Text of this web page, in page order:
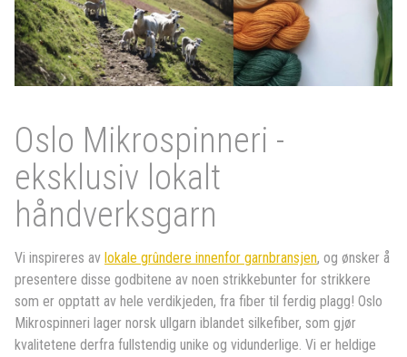
Oslo Mikrospinneri -
eksklusiv lokalt
håndverksgarn
Vi inspireres av lokale grûndere innenfor garnbransjen, og ønsker å
presentere disse godbitene av noen strikkebunter for strikkere
som er opptatt av hele verdikjeden, fra fiber til ferdig plagg! Oslo
Mikrospinneri lager norsk ullgarn iblandet silkefiber, som gjør
kvalitetene derfra fullstendig unike og vidunderlige. Vi er heldige